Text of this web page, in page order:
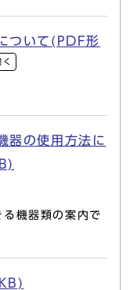
ついて(PDF形
器の使用方法に
機器類の案内で